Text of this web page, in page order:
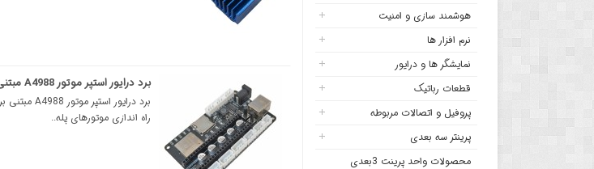
هوشمند سازی و امنیت
نرم افزار ها
نمایشگر ها و درایور
قطعات رباتیک
پروفیل و اتصالات مربوطه
پرینتر سه بعدی
محصولات واحد پرینت 3بعدی
برد درایور استپر موتور A4988 مبتنی بر ESP32
راه اندازی موتورهای پله..